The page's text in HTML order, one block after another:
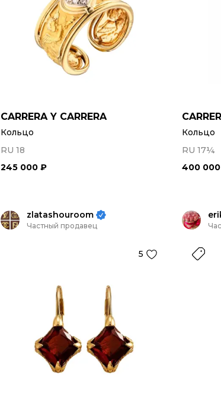
CARRERA Y CARRERA
Кольцо
RU 18
245 000 ₽
Кольцо
RU 17¼
400
zlatashouroom
Частный продавец
5